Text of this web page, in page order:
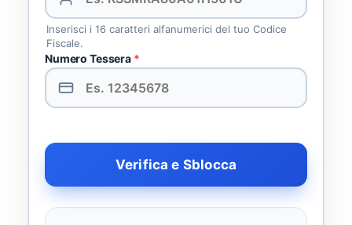
Inserisci i 16 caratteri alfanumerici del tuo Codice
Fiscale.
Numero Tessera *
Verifica e Sblocca